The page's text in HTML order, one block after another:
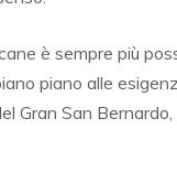
è sempre più
piano alle
Gran San